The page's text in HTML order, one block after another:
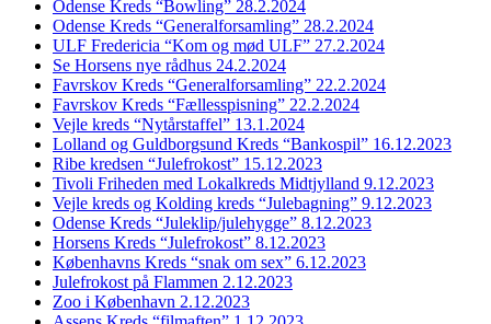
Odense Kreds “Bowling” 28.2.2024
Odense Kreds “Generalforsamling” 28.2.2024
ULF Fredericia “Kom og mød ULF” 27.2.2024
Se Horsens nye rådhus 24.2.2024
Favrskov Kreds “Generalforsamling” 22.2.2024
Favrskov Kreds “Fællesspisning” 22.2.2024
Vejle kreds “Nytårstaffel” 13.1.2024
Lolland og Guldborgsund Kreds “Bankospil” 16.12.2023
Ribe kredsen “Julefrokost” 15.12.2023
Tivoli Friheden med Lokalkreds Midtjylland 9.12.2023
Vejle kreds og Kolding kreds “Julebagning” 9.12.2023
Odense Kreds “Juleklip/julehygge” 8.12.2023
Horsens Kreds “Julefrokost” 8.12.2023
Københavns Kreds “snak om sex” 6.12.2023
Julefrokost på Flammen 2.12.2023
Zoo i København 2.12.2023